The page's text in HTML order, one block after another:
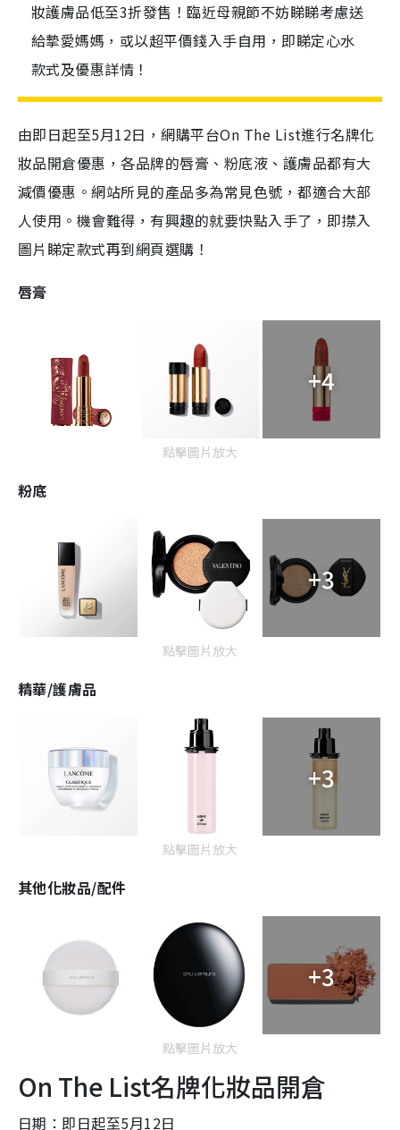
妝護膚品低至3折發售！臨近母親節不妨睇睇考慮送
給摯愛媽媽，或以超平價錢入手自用，即睇定心水
款式及優惠詳情！
由即日起至5月12日，網購平台On The List進行名牌化
妝品開倉優惠，各品牌的唇膏、粉底液、護膚品都有大
減價優惠。網站所見的產品多為常見色號，都適合大部
人使用。機會難得，有興趣的就要快點入手了，即㩒入
圖片睇定款式再到網頁選購！
唇膏
+4
點擊圖片放大
粉底
+3
點擊圖片放大
精華/護膚品
+3
點擊圖片放大
其他化妝品/配件
+3
點擊圖片放大
On The List名牌化妝品開倉
日期：即日起至5月12日